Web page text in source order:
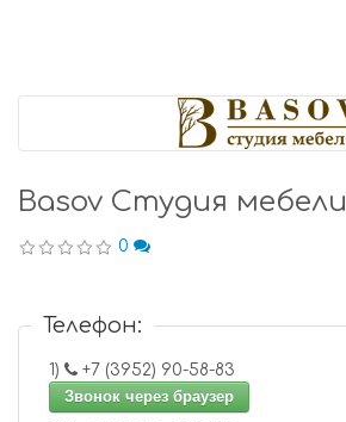
Basov Студия мебели
0
Телефон:
1)
+7 (3952) 90-58-83
Звонок через браузер